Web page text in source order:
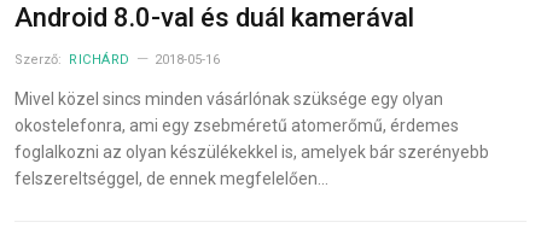
Android 8.0-val és duál kamerával
Szerző: RICHÁRD 2018-05-16
Mivel közel sincs minden vásárlónak szüksége egy olyan
okostelefonra, ami egy zsebméretű atomerőmű, érdemes
foglalkozni az olyan készülékekkel is, amelyek bár szerényebb
felszereltséggel, de ennek megfelelően…